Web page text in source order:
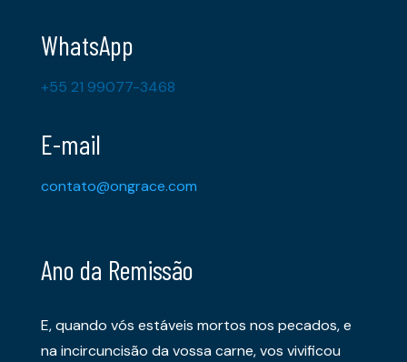
WhatsApp
+55 21 99077-3468
E-mail
contato@ongrace.com
Ano da Remissão
E, quando vós estáveis mortos nos pecados, e
na incircuncisão da vossa carne, vos vivificou